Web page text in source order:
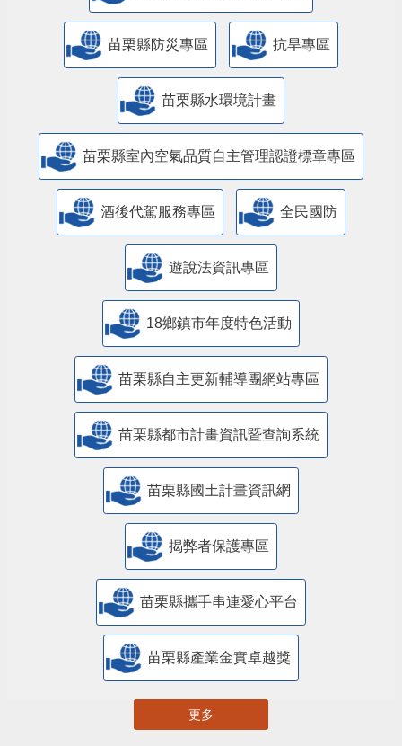
苗栗縣防災專區 抗旱專區
苗栗縣水環境計畫
苗栗縣室內空氣品質自主管理認證標章專區
酒後代駕服務專區 全民國防
遊說法資訊專區
18鄉鎮市年度特色活動
苗栗縣自主更新輔導團網站專區
苗栗縣都市計畫資訊暨查詢系統
苗栗縣國土計畫資訊網
揭弊者保護專區
苗栗縣攜手串連愛心平台
苗栗縣產業金實卓越獎
更多